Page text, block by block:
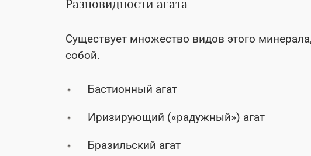
Разновидности агата
Существует множество видов этого
собой.
Бастионный агат
Иризирующий («радужный») агат
Бразильский агат